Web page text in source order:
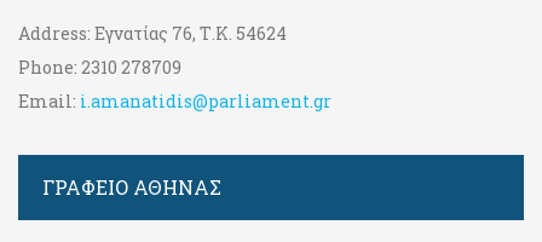
Address: Εγνατίας 76, Τ.Κ. 54624
Phone: 2310 278709
Email: i.amanatidis@parliament.gr
ΓΡΑΦΕΊΟ ΑΘΉΝΑΣ